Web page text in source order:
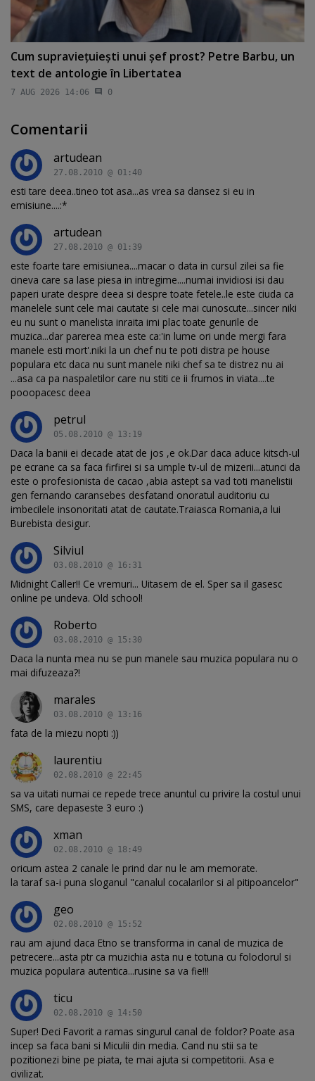
Cum supravieţuieşti unui şef prost? Petre Barbu, un
text de antologie în Libertatea
7 AUG 2026 14:06 0
Comentarii
artudean
27.08.2010 @ 01:40
esti tare deea..tineo tot asa...as vrea sa dansez si eu in
emisiune....:*
artudean
27.08.2010 @ 01:39
este foarte tare emisiunea....macar o data in cursul zilei sa fie
cineva care sa lase piesa in intregime....numai invidiosi isi dau
paperi urate despre deea si despre toate fetele..le este ciuda ca
manelele sunt cele mai cautate si cele mai cunoscute...sincer niki
eu nu sunt o manelista inraita imi plac toate genurile de
muzica...dar parerea mea este ca:'in lume ori unde mergi fara
manele esti mort'.niki la un chef nu te poti distra pe house
populara etc daca nu sunt manele niki chef sa te distrez nu ai
...asa ca pa naspaletilor care nu stiti ce ii frumos in viata....te
pooopacesc deea
petrul
05.08.2010 @ 13:19
Daca la banii ei decade atat de jos ,e ok.Dar daca aduce kitsch-ul
pe ecrane ca sa faca firfirei si sa umple tv-ul de mizerii...atunci da
este o profesionista de cacao ,abia astept sa vad toti manelistii
gen fernando caransebes desfatand onoratul auditoriu cu
imbecilele insonoritati atat de cautate.Traiasca Romania,a lui
Burebista desigur.
Silviul
03.08.2010 @ 16:31
Midnight Caller!! Ce vremuri... Uitasem de el. Sper sa il gasesc
online pe undeva. Old school!
Roberto
03.08.2010 @ 15:30
Daca la nunta mea nu se pun manele sau muzica populara nu o
mai difuzeaza?!
marales
03.08.2010 @ 13:16
fata de la miezu nopti :))
laurentiu
02.08.2010 @ 22:45
sa va uitati numai ce repede trece anuntul cu privire la costul unui
SMS, care depaseste 3 euro :)
xman
02.08.2010 @ 18:49
oricum astea 2 canale le prind dar nu le am memorate.
la taraf sa-i puna sloganul "canalul cocalarilor si al pitipoancelor"
geo
02.08.2010 @ 15:52
rau am ajund daca Etno se transforma in canal de muzica de
petrecere...asta ptr ca muzichia asta nu e totuna cu foloclorul si
muzica populara autentica...rusine sa va fie!!!
ticu
02.08.2010 @ 14:50
Super! Deci Favorit a ramas singurul canal de folclor? Poate asa
incep sa faca bani si Miculii din media. Cand nu stii sa te
pozitionezi bine pe piata, te mai ajuta si competitorii. Asa e
civilizat.